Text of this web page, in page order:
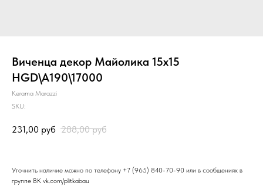
Виченца декор Майолика 15х15
HGD\A190\17000
Kerama Marazzi
SKU:
231,00 руб 288,00 руб
Уточнить наличие можно по телефону +7 (965) 840-70-90 или в сообщениях в
группе ВК vk.com/plitkabau